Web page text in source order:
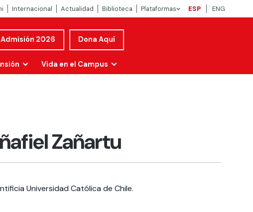
Internacional Actualidad Biblioteca Plataformas ESP ENG
Admisión 2026 Dona Aquí
Vida en el Campus
Zañartu
Universidad Católica de Chile.